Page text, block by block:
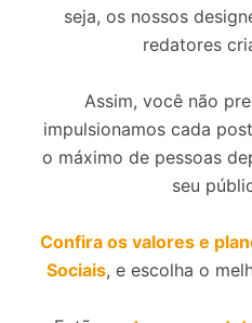
seja, os nossos
redatores
Assim, você não
impulsionamos cada
o máximo de pessoas
seu
Confira os valores e
Sociais, e escolha o